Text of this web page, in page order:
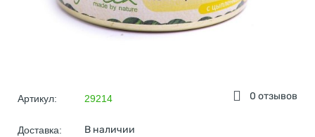
0 отзывов
Артикул: 29214
Доставка: В наличии